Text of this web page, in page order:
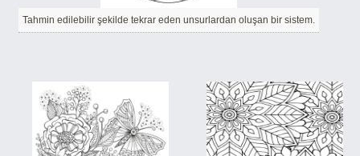
Tahmin edilebilir şekilde tekrar eden unsurlardan oluşan bir sistem.